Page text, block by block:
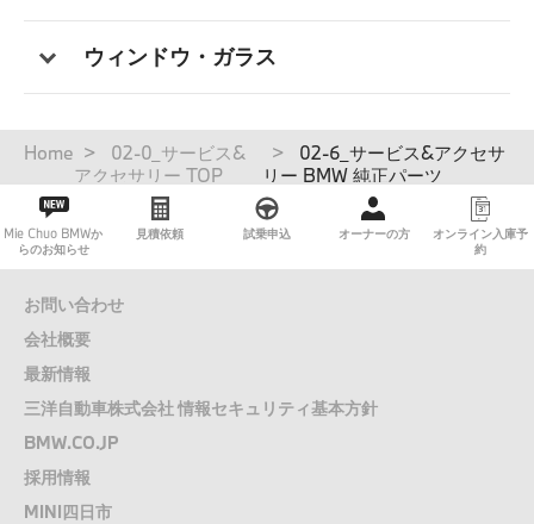
ウィンドウ・ガラス
パ
く
ず
Home
02-0_サービス&
アクセサリー TOP
02-6_サービス&アクセサ
リー BMW 純正パーツ
Mie Chuo BMWか
らのお知らせ
見積依頼 試乗申込 オーナーの方
オンライン入庫予
約
お問い合わせ
会社概要
最新情報
三洋自動車株式会社 情報セキュリティ基本方針
BMW.CO.JP
採用情報
MINI四日市